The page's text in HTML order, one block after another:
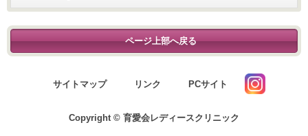
ページ上部へ戻る
サイトマップ リンク PCサイト
Copyright © 育愛会レディースクリニック